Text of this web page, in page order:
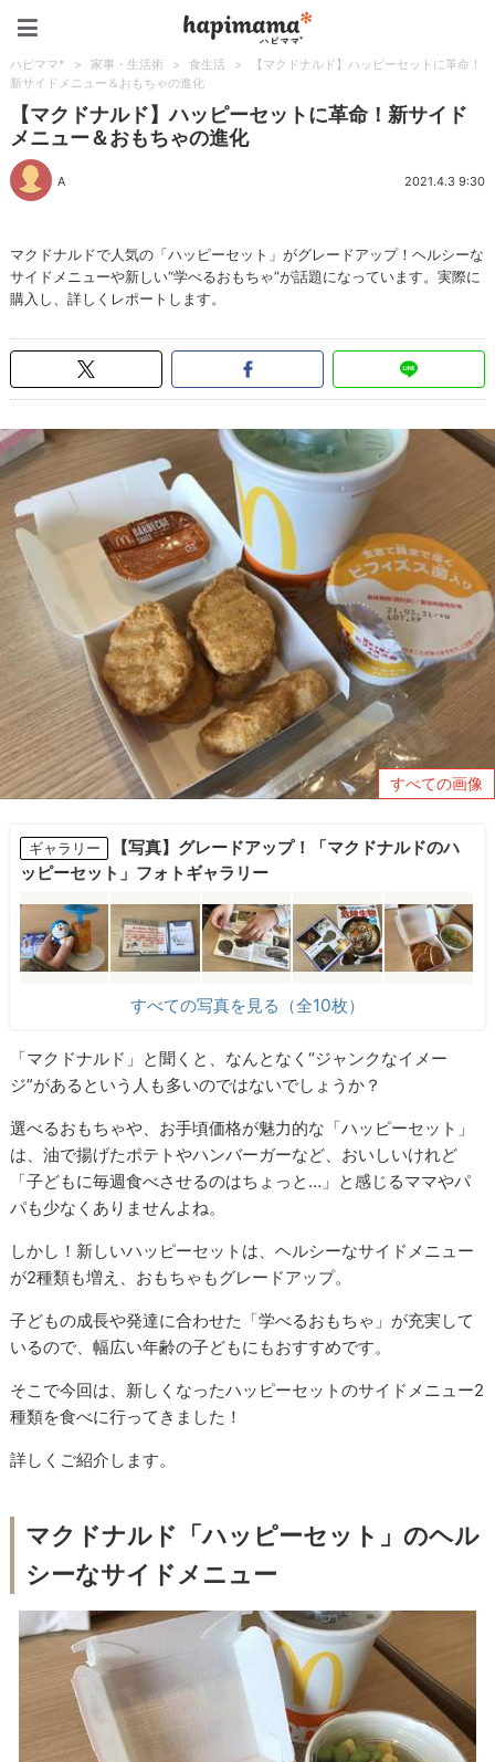
ハピママ* > 家事・生活術 > 食生活 >
【マクドナルド】ハッピーセットに革命！
新サイドメニュー＆おもちゃの進化
【マクドナルド】ハッピーセットに革命！新サイド
メニュー＆おもちゃの進化
A 2021.4.3 9:30
マクドナルドで人気の「ハッピーセット」がグレードアップ！ヘルシーな
サイドメニューや新しい“学べるおもちゃ”が話題になっています。実際に
購入し、詳しくレポートします。
すべての画像
ギャラリー
【写真】グレードアップ！「マクドナルドのハ
ッピーセット」フォトギャラリー
すべての写真を見る（全10枚）
「マクドナルド」と聞くと、なんとなく“ジャンクなイメー
ジ”があるという人も多いのではないでしょうか？
選べるおもちゃや、お手頃価格が魅力的な「ハッピーセット」
は、油で揚げたポテトやハンバーガーなど、おいしいけれど
「子どもに毎週食べさせるのはちょっと…」と感じるママやパ
パも少なくありませんよね。
しかし！新しいハッピーセットは、ヘルシーなサイドメニュー
が2種類も増え、おもちゃもグレードアップ。
子どもの成長や発達に合わせた「学べるおもちゃ」が充実して
いるので、幅広い年齢の子どもにもおすすめです。
そこで今回は、新しくなったハッピーセットのサイドメニュー2
種類を食べに行ってきました！
詳しくご紹介します。
マクドナルド「ハッピーセット」のヘル
シーなサイドメニュー